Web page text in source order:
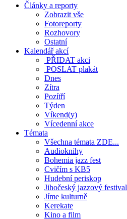
Články a reporty
Zobrazit vše
Fotoreporty
Rozhovory
Ostatní
Kalendář akcí
PŘIDAT akci
POSLAT plakát
Dnes
Zítra
Pozítří
Týden
Víkend(y)
Vícedenní akce
Témata
Všechna témata ZDE...
Audioknihy
Bohemia jazz fest
Cvičím s KB5
Hudební periskop
Jihočeský jazzový festival
Jíme kulturně
Kerekate
Kino a film